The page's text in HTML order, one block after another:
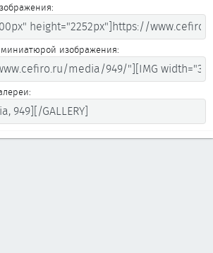
миниатюрой изображения